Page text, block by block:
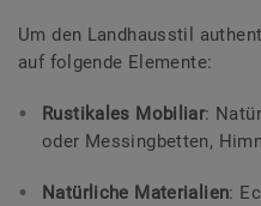
Um den Landhausstil
auf folgende Elemente:
Rustikales Mobiliar:
oder Messingbetten,
Natürliche Materialien: